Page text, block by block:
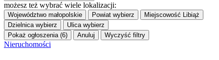
możesz też wybrać wiele lokalizacji:
Województwo małopolskie Powiat wybierz Miejscowość Libiąż
Dzielnica wybierz Ulica wybierz
Pokaż ogłoszenia (6)
Anuluj Wyczyść filtry
Nieruchomości